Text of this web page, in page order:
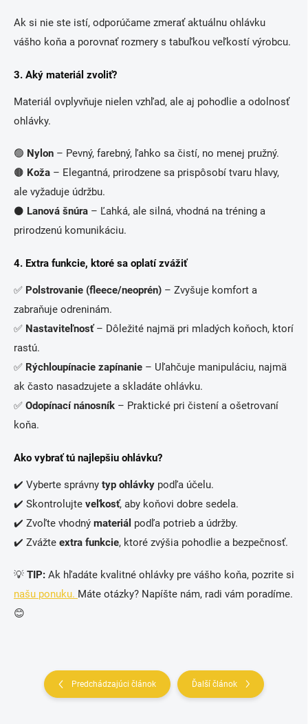
Ak si nie ste istí, odporúčame zmerať aktuálnu ohlávku
vášho koňa a porovnať rozmery s tabuľkou veľkostí výrobcu.
3. Aký materiál zvoliť?
Materiál ovplyvňuje nielen vzhľad, ale aj pohodlie a odolnosť
ohlávky.
🟢 Nylon – Pevný, farebný, ľahko sa čistí, no menej pružný.
🟤 Koža – Elegantná, prirodzene sa prispôsobí tvaru hlavy,
ale vyžaduje údržbu.
⚫ Lanová šnúra – Ľahká, ale silná, vhodná na tréning a
prirodzenú komunikáciu.
4. Extra funkcie, ktoré sa oplatí zvážiť
✅ Polstrovanie (fleece/neoprén) – Zvyšuje komfort a
zabraňuje odreninám.
✅ Nastaviteľnosť– Dôležité najmä pri mladých koňoch, ktorí
rastú.
✅ Rýchloupínacie zapínanie – Uľahčuje manipuláciu, najmä
ak často nasadzujete a skladáte ohlávku.
✅ Odopínací nánosník – Praktické pri čistení a ošetrovaní
koňa.
Ako vybrať tú najlepšiu ohlávku?
✔️ Vyberte správny typ ohlávky podľa účelu.
✔️ Skontrolujte veľkosť, aby koňovi dobre sedela.
✔️ Zvoľte vhodný materiál podľa potrieb a údržby.
✔️ Zvážte extra funkcie, ktoré zvýšia pohodlie a bezpečnosť.
💡 TIP: Ak hľadáte kvalitné ohlávky pre vášho koňa, pozrite si
našu ponuku. Máte otázky? Napíšte nám, radi vám poradíme.
😊
Predchádzajúci článok Ďalší článok